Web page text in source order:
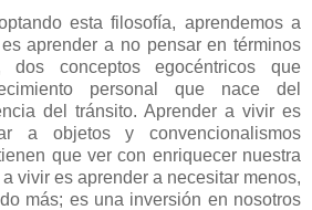
esta filosofía, aprendemos a
aprender a no pensar en términos
conceptos egocéntricos que
personal que nace del
del tránsito. Aprender a vivir es
a objetos y convencionalismos
que ver con enriquecer nuestra
vivir es aprender a necesitar menos,
más; es una inversión en nosotros